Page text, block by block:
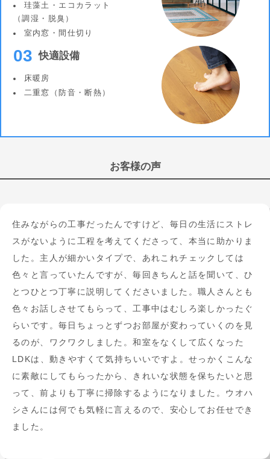
珪藻土・エコカラット
（調湿・脱臭）
室内窓・間仕切り
03 快適設備
床暖房
二重窓（防音・断熱）
お客様の声
住みながらの工事だったんですけど、毎日の生活にストレ
スがないように工程を考えてくださって、本当に助かりま
した。主人が細かいタイプで、あれこれチェックしては
色々と言っていたんですが、毎回きちんと話を聞いて、ひ
とつひとつ丁寧に説明してくださいました。職人さんとも
色々お話しさせてもらって、工事中はむしろ楽しかったぐ
らいです。毎日ちょっとずつお部屋が変わっていくのを見
るのが、ワクワクしました。和室をなくして広くなった
LDKは、動きやすくて気持ちいいですよ。せっかくこんな
に素敵にしてもらったから、きれいな状態を保ちたいと思
って、前よりも丁寧に掃除するようになりました。ウオハ
シさんには何でも気軽に言えるので、安心してお任せでき
ました。